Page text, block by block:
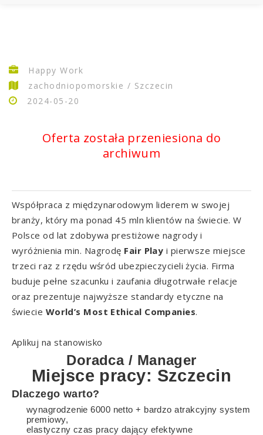
Happy Work
zachodniopomorskie / Szczecin
2024-05-20
Oferta została przeniesiona do
archiwum
Współpraca z międzynarodowym liderem w swojej
branży, który ma ponad 45 mln klientów na świecie. W
Polsce od lat zdobywa prestiżowe nagrody i
wyróżnienia min. Nagrodę Fair Play i pierwsze miejsce
trzeci raz z rzędu wśród ubezpieczycieli życia. Firma
buduje pełne szacunku i zaufania długotrwałe relacje
oraz prezentuje najwyższe standardy etyczne na
świecie World’s Most Ethical Companies.
Aplikuj na stanowisko
Doradca / Manager
Miejsce pracy: Szczecin
Dlaczego warto?
wynagrodzenie 6000 netto + bardzo atrakcyjny system
premiowy,
elastyczny czas pracy dający efektywne